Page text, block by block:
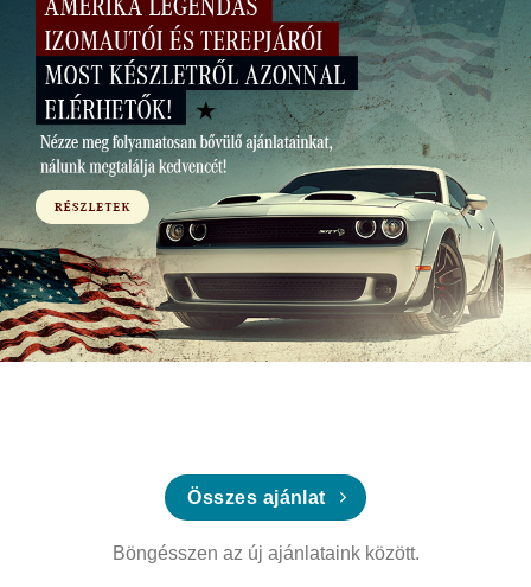
Összes ajánlat
Böngésszen az új ajánlataink között.